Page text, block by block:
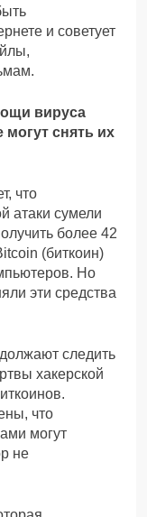
и советует
вируса
снять их
что
атаки сумели
более 42
(биткоин)
Но
эти средства
следить
хакерской
что
могут
не